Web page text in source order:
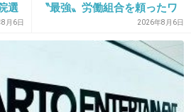
したんだからしょうかない
ってて、義理母が新興宗教
に冷めるけどな。
選
月6日
〝最強〟労働組合を頼ったワ
2026年8月6日